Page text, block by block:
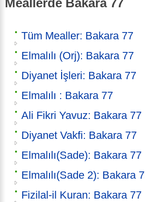
Meallerde Bakara 77
Tüm Mealler: Bakara 77
Elmalılı (Orj): Bakara 77
Diyanet İşleri: Bakara 77
Elmalılı : Bakara 77
Ali Fikri Yavuz: Bakara 77
Diyanet Vakfi: Bakara 77
Elmalılı(Sade): Bakara 77
Elmalılı(Sade 2): Bakara
Fizilal-il Kuran: Bakara 77